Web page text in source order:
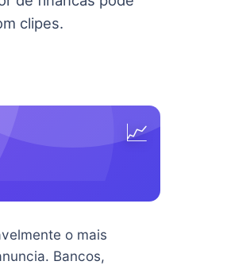
clipes.
📈
o mais
Bancos,